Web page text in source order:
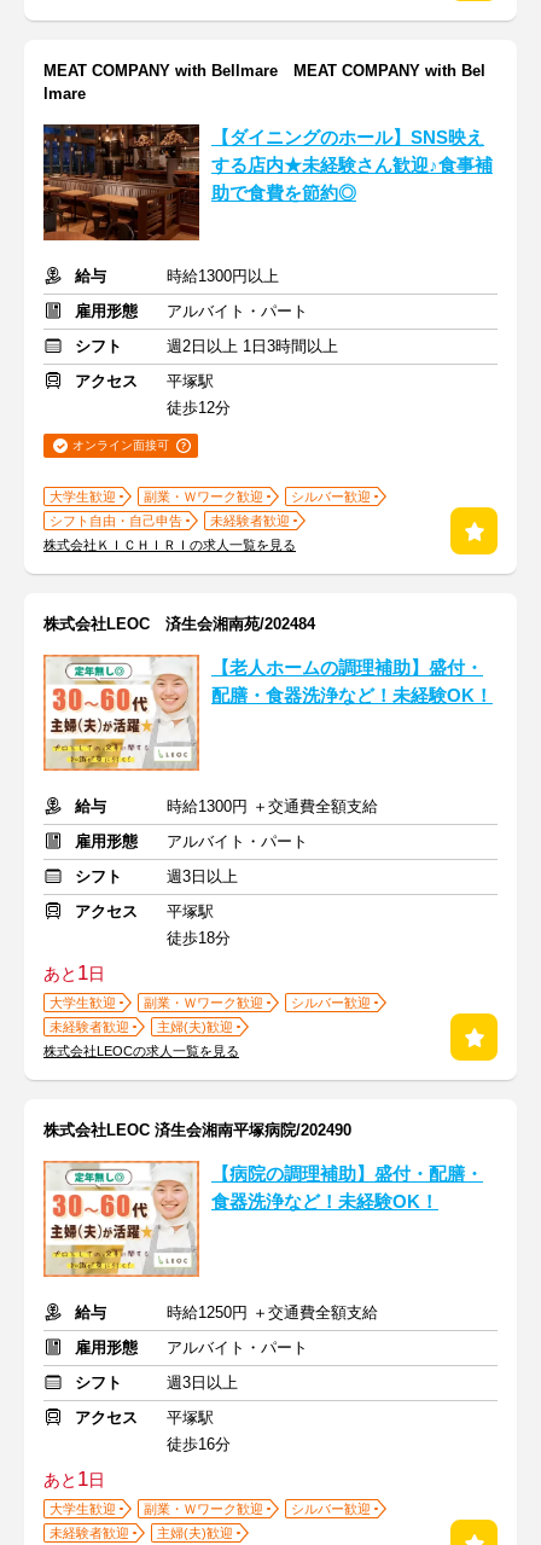
MEAT COMPANY with Bellmare MEAT COMPANY with Bel
lmare
【ダイニングのホール】SNS映え
する店内★未経験さん歓迎♪食事補
助で食費を節約◎
給与
時給1300円以上
雇用形態
アルバイト・パート
シフト
週2日以上 1日3時間以上
アクセス
平塚駅
徒歩12分
オンライン面接可
大学生歓迎 副業・Ｗワーク歓迎
シルバー歓迎
シフト自由・自己申告
未経験者歓迎
株式会社ＫＩＣＨＩＲＩの求人一覧を見る
株式会社LEOC 済生会湘南苑/202484
【老人ホームの調理補助】盛付・
配膳・食器洗浄など！未経験OK！
給与
時給1300円 ＋交通費全額支給
雇用形態
アルバイト・パート
シフト
週3日以上
アクセス
平塚駅
徒歩18分
あと 1日
大学生歓迎 副業・Ｗワーク歓迎
シルバー歓迎
未経験者歓迎
主婦(夫)歓迎
株式会社LEOCの求人一覧を見る
株式会社LEOC 済生会湘南平塚病院/202490
【病院の調理補助】盛付・配膳・
食器洗浄など！未経験OK！
給与
時給1250円 ＋交通費全額支給
雇用形態
アルバイト・パート
シフト
週3日以上
アクセス
平塚駅
徒歩16分
あと 1日
大学生歓迎 副業・Ｗワーク歓迎
シルバー歓迎
未経験者歓迎
主婦(夫)歓迎